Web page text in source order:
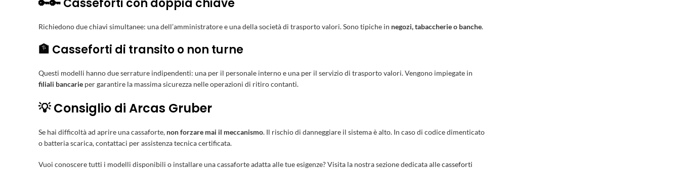
Richiedono due chiavi simultanee: una dell’amministratore e una della società di trasporto valori. Sono tipiche in negozi, tabaccherie o banche.
🏦 Casseforti di transito o non turne
Questi modelli hanno due serrature indipendenti: una per il personale interno e una per il servizio di trasporto valori. Vengono impiegate in
filiali bancarie per garantire la massima sicurezza nelle operazioni di ritiro contanti.
💡 Consiglio di Arcas Gruber
Se hai difficoltà ad aprire una cassaforte, non forzare mai il meccanismo. Il rischio di danneggiare il sistema è alto. In caso di codice dimenticato
o batteria scarica, contattaci per assistenza tecnica certificata.
Vuoi conoscere tutti i modelli disponibili o installare una cassaforte adatta alle tue esigenze? Visita la nostra sezione dedicata allecasseforti